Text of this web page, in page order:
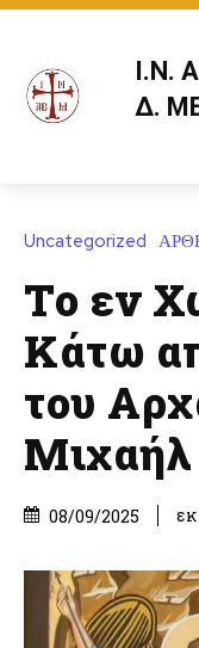
Ι.Ν.
Δ.
Uncategorized
Το εν
Κάτω
του
Μιχαήλ
08/09/2025